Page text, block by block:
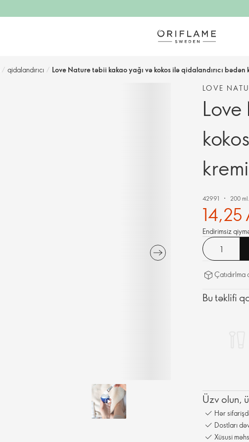
/ qidalandırıcı / Love Nature təbii kakao yağı və kokos ilə qidalandırıcı bədən
LOVE
kremi
42991 200 ml.
14,25
Endirimsiz
Bu təklifi
Üzv olun,
Hər
Dostları
Xüsusi